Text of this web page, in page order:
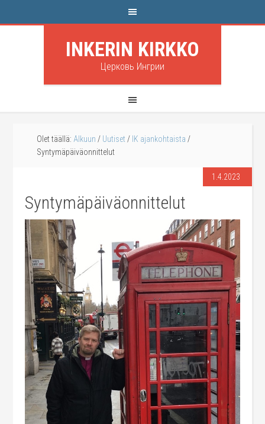
INKERIN KIRKKO
Церковь Ингрии
Olet täällä: Alkuun / Uutiset / IK ajankohtaista /
Syntymäpäiväonnittelut
1.4.2023
Syntymäpäiväonnittelut